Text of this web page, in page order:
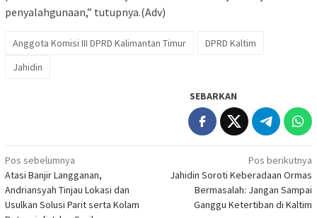
penyalahgunaan,” tutupnya.(Adv)
Anggota Komisi III DPRD Kalimantan Timur
DPRD Kaltim
Jahidin
SEBARKAN
Navigasi
pos
Pos sebelumnya
Atasi Banjir Langganan,
Andriansyah Tinjau Lokasi dan
Usulkan Solusi Parit serta Kolam
Pos berikutnya
Jahidin Soroti Keberadaan Ormas
Bermasalah: Jangan Sampai
Ganggu Ketertiban di Kaltim